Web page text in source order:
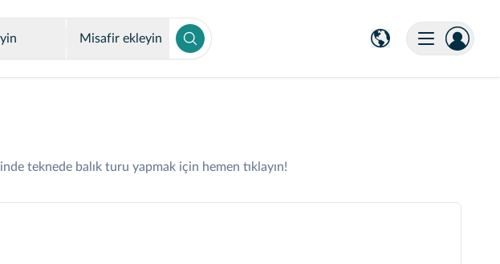
Misafir ekleyin
teknede balık turu yapmak için hemen tıklayın!